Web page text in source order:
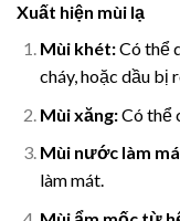
Xuất hiện mùi lạ
Mùi khét:Có thể
cháy, hoặc dầu bị
Mùi xăng:Có thể
Mùi nước làm
làm mát.